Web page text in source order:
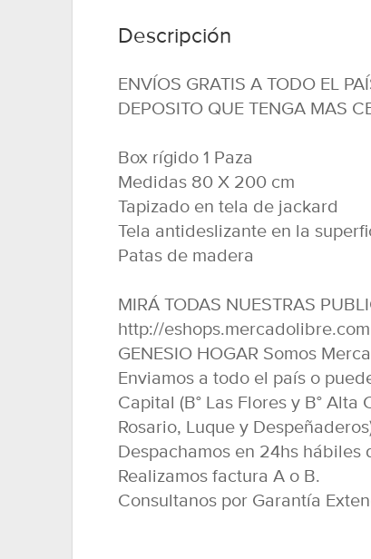
Descripción
ENVÍOS GRATIS A TODO EL
DEPOSITO QUE TENGA MAS
Box rígido 1 Paza
Medidas 80 X 200 cm
Tapizado en tela de jackard
Tela antideslizante en la
Patas de madera
MIRÁ TODAS NUESTRAS
http://
GENESIO HOGAR Somos
Enviamos a todo el país o
Capital (B° Las Flores y B°
Rosario, Luque y
Despachamos en 24hs
Realizamos factura A o B.
Consultanos por Garantía